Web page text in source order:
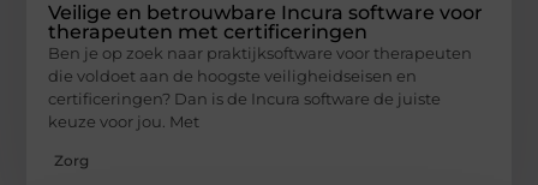
Veilige en betrouwbare Incura software voor
therapeuten met certificeringen
Ben je op zoek naar praktijksoftware voor therapeuten
die voldoet aan de hoogste veiligheidseisen en
certificeringen? Dan is de Incura software de juiste
keuze voor jou. Met
Zorg